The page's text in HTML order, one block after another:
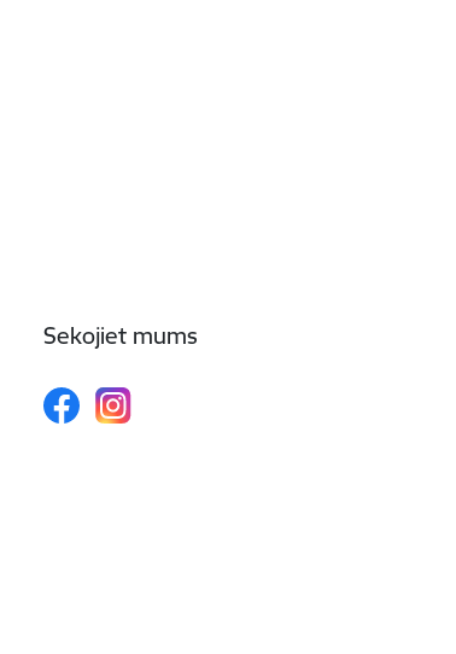
Sekojiet mums